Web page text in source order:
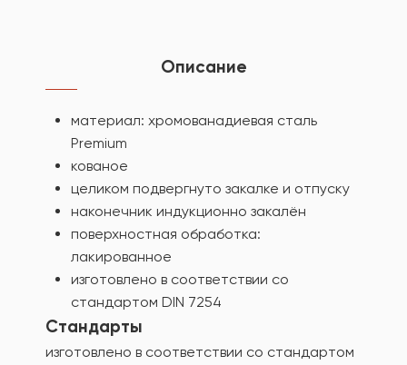
Описание
материал: хромованадиевая сталь
Premium
кованое
целиком подвергнуто закалке и отпуску
наконечник индукционно закалён
поверхностная обработка:
лакированное
изготовлено в соответствии со
стандартом DIN 7254
Стандарты
изготовлено в соответствии со стандартом